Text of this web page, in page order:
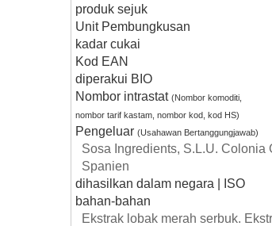
produk sejuk
Unit Pembungkusan
kadar cukai
Kod EAN
diperakui BIO
Nombor intrastat(Nombor komoditi,
nombor tarif kastam, nombor kod, kod HS)
Pengeluar(Usahawan Bertanggungjawab)
Sosa Ingredients, S.L.U. Colonia
Spanien
dihasilkan dalam negara | ISO
bahan-bahan
Ekstrak lobak merah serbuk.